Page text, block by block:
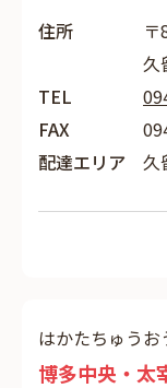
住所
久
TEL
FAX
配達エリア
久
はかたちゅう
博多中央・太